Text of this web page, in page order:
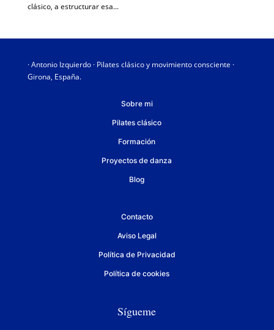
clásico, a estructurar esa...
· Antonio Izquierdo · Pilates clásico y movimiento consciente ·
Girona, España.
Sobre mi
Pilates clásico
Formación
Proyectos de danza
Blog
Contacto
Aviso Legal
Política de Privacidad
Política de cookies
Sígueme